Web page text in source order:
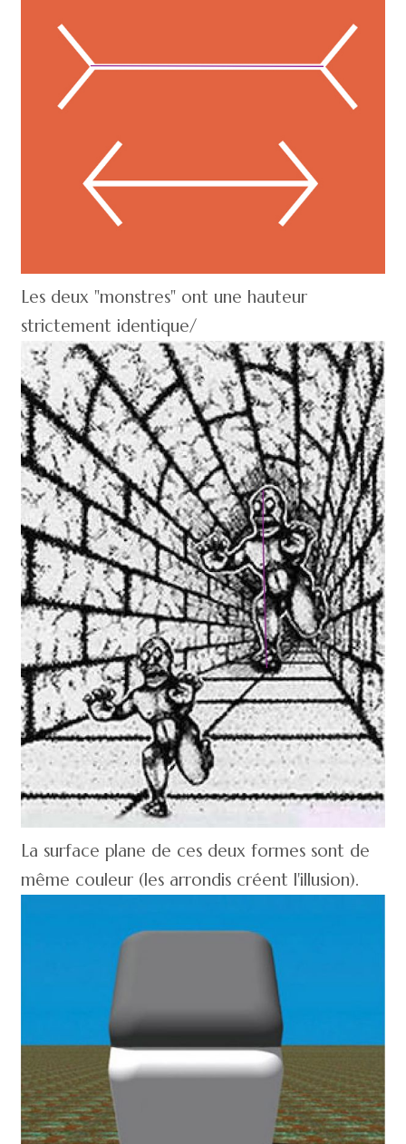
Les deux "monstres" ont une hauteur
strictement identique/
La surface plane de ces deux formes sont de
même couleur (les arrondis créent l'illusion).